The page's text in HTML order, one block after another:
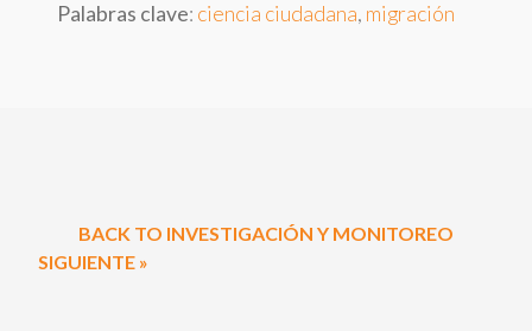
Palabras clave: ciencia ciudadana, migración
BACK TO INVESTIGACIÓN Y MONITOREO
SIGUIENTE »